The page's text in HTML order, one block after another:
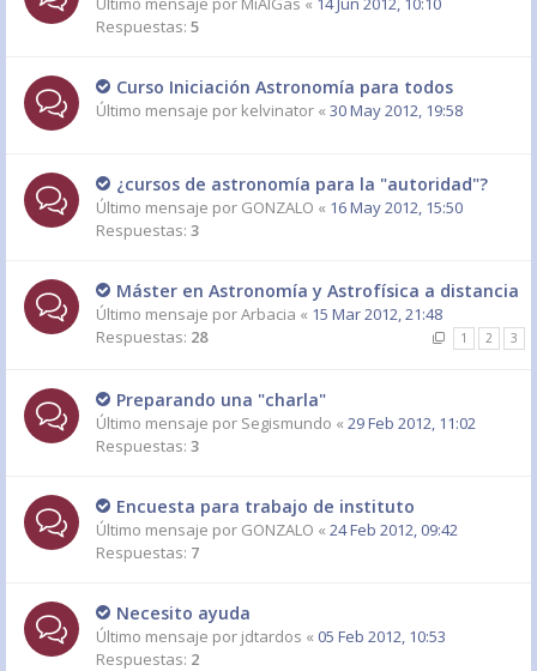
Respuestas: 5
Curso Iniciación Astronomía para todos
Último mensaje por kelvinator « 30 May 2012, 19:58
¿cursos de astronomía para la "autoridad"?
Último mensaje por GONZALO « 16 May 2012, 15:50
Respuestas: 3
Máster en Astronomía y Astrofísica a distancia
Último mensaje porArbacia « 15 Mar 2012, 21:48
Respuestas: 28 1 2 3
Preparando una "charla"
Último mensaje por Segismundo « 29 Feb 2012, 11:02
Respuestas: 3
Encuesta para trabajo de instituto
Último mensaje por GONZALO « 24 Feb 2012, 09:42
Respuestas: 7
Necesito ayuda
Último mensaje por jdtardos « 05 Feb 2012, 10:53
Respuestas: 2